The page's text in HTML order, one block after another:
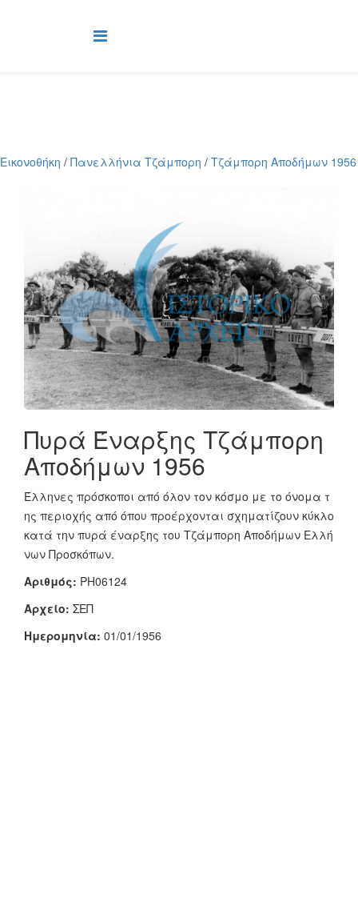
Εικονοθήκη / Πανελλήνια Τζάμπορη / Τζάμπορη Αποδήμων 1956
Πυρά Έναρξης Τζάμπορη
Αποδήμων 1956
Έλληνες πρόσκοποι από όλον τον κόσμο με το όνομα τ
ης περιοχής από όπου προέρχονται σχηματίζουν κύκλο
κατά την πυρά έναρξης του Τζάμπορη Αποδήμων Ελλή
νων Προσκόπων.
Αριθμός: PH06124
Αρχείο: ΣΕΠ
Ημερομηνία: 01/01/1956